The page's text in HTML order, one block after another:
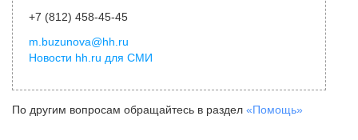
+7 (812) 458-45-45
m.buzunova@hh.ru
Новости hh.ru для СМИ
По другим вопросам обращайтесь в раздел «Помощь»